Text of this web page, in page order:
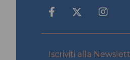
Iscriviti alla